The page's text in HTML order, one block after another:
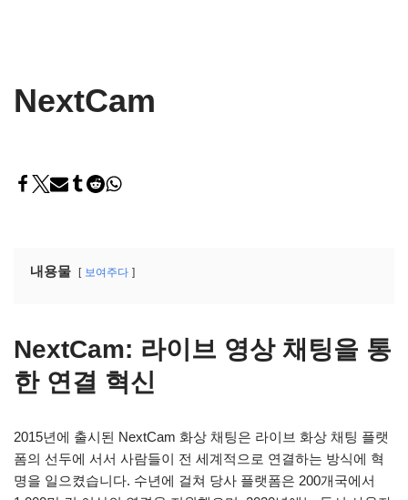
NextCam
내용물 보여주다
NextCam: 라이브 영상 채팅을 통
한 연결 혁신
2015년에 출시된 NextCam 화상 채팅은 라이브 화상 채팅 플랫
폼의 선두에 서서 사람들이 전 세계적으로 연결하는 방식에 혁
명을 일으켰습니다. 수년에 걸쳐 당사 플랫폼은 200개국에서